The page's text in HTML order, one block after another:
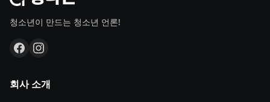
청소년이 만드는 청소년 언론!
회사 소개